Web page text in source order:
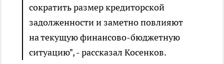
сократить размер кредиторской
задолженности и заметно повлияют
на текущую финансово-бюджетную
ситуацию", - рассказал Косенков.